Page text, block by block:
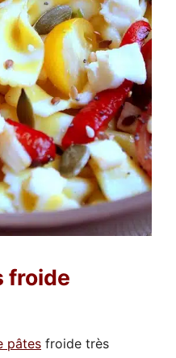
froide
pâtes froide très